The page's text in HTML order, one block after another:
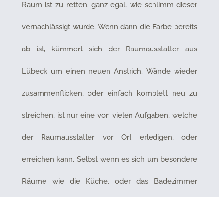
Raum ist zu retten, ganz egal, wie schlimm dieser
vernachlässigt wurde. Wenn dann die Farbe bereits
ab ist, kümmert sich der Raumausstatter aus
Lübeck um einen neuen Anstrich. Wände wieder
zusammenflicken, oder einfach komplett neu zu
streichen, ist nur eine von vielen Aufgaben, welche
der Raumausstatter vor Ort erledigen, oder
erreichen kann. Selbst wenn es sich um besondere
Räume wie die Küche, oder das Badezimmer